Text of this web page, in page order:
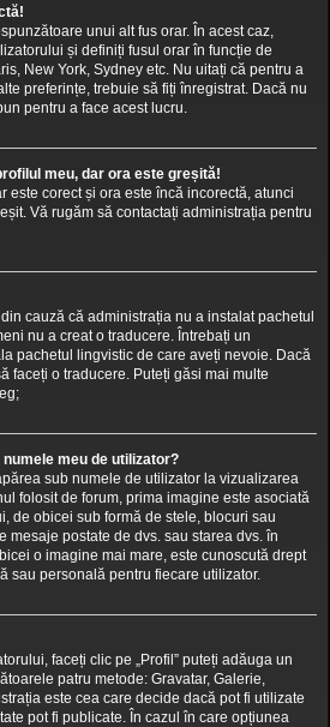
unui alt fus orar. În acest caz,
și definiți fusul orar în funcție de
New York, Sydney etc. Nu uitați că pentru a
preferințe, trebuie să fiți înregistrat. Dacă nu
pentru a face acest lucru.
meu, dar ora este greșită!
este corect și ora este încă incorectă, atunci
Vă rugăm să contactați administrația pentru
cauză că administrația nu a instalat pachetul
nu a creat o traducere. Întrebați un
pachetul lingvistic de care aveți nevoie. Dacă
faceți o traducere. Puteți găsi mai multe
meu de utilizator?
sub numele de utilizator la vizualizarea
folosit de forum, prima imagine este asociată
de obicei sub formă de stele, blocuri sau
mesaje postate de dvs. sau starea dvs. în
o imagine mai mare, este cunoscută drept
sau personală pentru fiecare utilizator.
faceți clic pe „Profil” puteți adăuga un
patru metode: Gravatar, Galerie,
este cea care decide dacă pot fi utilizate
pot fi publicate. În cazul în care opțiunea